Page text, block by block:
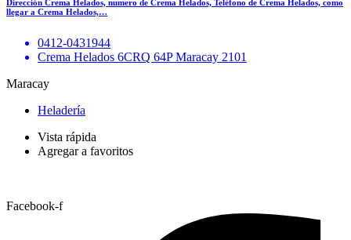
Dirección Crema Helados, numero de Crema Helados, Teléfono de Crema Helados, como
llegar a Crema Helados,…
0412-0431944
Crema Helados 6CRQ 64P Maracay 2101
Maracay
Heladería
Vista rápida
Agregar a favoritos
Facebook-f